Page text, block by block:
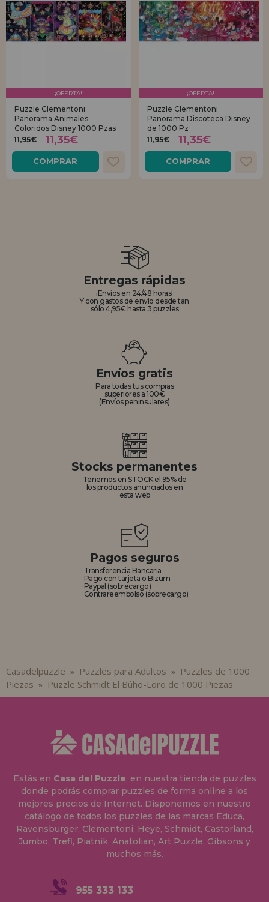
¡OFERTA!
Puzzle Clementoni
Panorama Animales
Coloridos Disney 1000 Pzas
11,95€
11,35€
COMPRAR
¡OFERTA!
Puzzle Clementoni
Panorama Discoteca Disney
de 1000 Pz
11,95€
11,35€
COMPRAR
Entregas rápidas
¡Envíos en 24/48 horas!
Y con gastos de envío desde tan
sólo 4,95€ hasta 3 puzzles
Envíos gratis
Para todas tus compras
superiores a 100€
(Envíos peninsulares)
Stocks permanentes
Tenemos en STOCK el 95% de
los productos anunciados en
esta web
Pagos seguros
· Transferencia Bancaria
· Pago con tarjeta o Bizum
· Paypal (sobrecargo)
· Contrareembolso (sobrecargo)
Casadelpuzzle » Puzzles para Adultos »
Puzzles de 1000
Piezas » Puzzle Schmidt El Búho-Loro de 1000 Piezas
Estás en Casa del Puzzle, en nuestra tienda de puzzles
donde podrás comprar puzzles de forma online a los
mejores precios de Internet. Disponemos en nuestro
catálogo de todos los puzzles de las marcas Educa,
Ravensburger, Clementoni, Heye, Schmidt, Castorland,
Jumbo, Trefl, Piatnik, Anatolian, Art Puzzle, Gibsons y
muchos más.
955 333 133